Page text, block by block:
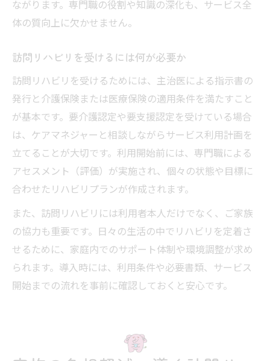
ながります。専門職の役割や知識の深化も、サービス全
体の質向上に欠かせません。
訪問リハビリを受けるには何が必要か
訪問リハビリを受けるためには、主治医による指示書の
発行と介護保険または医療保険の適用条件を満たすこと
が基本です。要介護認定や要支援認定を受けている場合
は、ケアマネジャーと相談しながらサービス利用計画を
立てることが大切です。利用開始前には、専門職による
アセスメント（評価）が実施され、個々の状態や目標に
合わせたリハビリプランが作成されます。
また、訪問リハビリには利用者本人だけでなく、ご家族
の協力も重要です。日々の生活の中でリハビリを定着さ
せるために、家庭内でのサポート体制や環境調整が求め
られます。導入時には、利用条件や必要書類、サービス
開始までの流れを事前に確認しておくと安心です。